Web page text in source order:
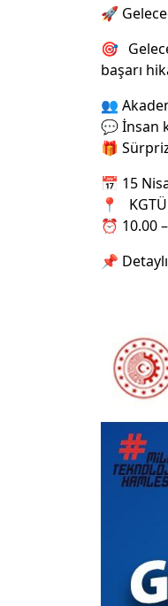
🚀
🎯
başarı
👥
💬 İnsan
🎁
📅 15
📍
⏰ 10.00
📌